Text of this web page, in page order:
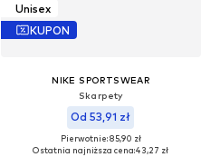
Unisex
KUPON
NIKE SPORTSWEAR
Skarpety
Od 53,91 zł
Pierwotnie: 85,90 zł
Ostatnia najniższa cena:43,27 zł